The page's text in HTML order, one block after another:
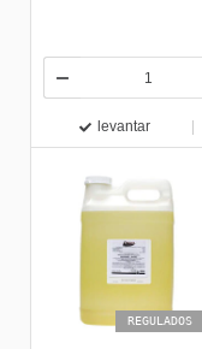
levantar
REGULADOS